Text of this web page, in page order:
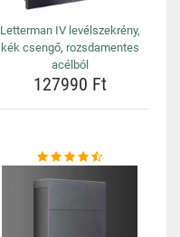
Letterman IV levélszekrény,
kék csengő, rozsdamentes
acélból
127990 Ft